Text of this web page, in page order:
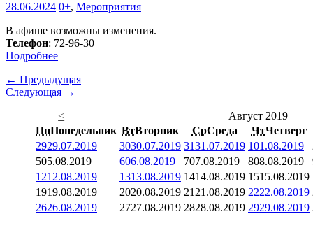
28.06.2024 0+, Мероприятия
В афише возможны изменения.
Телефон: 72-96-30
Подробнее
← Предыдущая
Следующая →
<
Август 2019
ПнПонедельник ВтВторник СрСреда ЧтЧетверг
2929.07.2019 3030.07.2019 3131.07.2019 101.08.2019
505.08.2019 606.08.2019 707.08.2019 808.08.2019
1212.08.2019 1313.08.2019 1414.08.2019 1515.08.2019
1919.08.2019 2020.08.2019 21 21.08.2019 2222.08.2019
2626.08.2019 2727.08.2019 2828.08.2019 2929.08.2019